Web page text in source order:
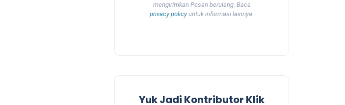
mengirimkan Pesan berulang. Baca
privacy policyuntuk informasi lainnya.
Yuk Jadi Kontributor Klik